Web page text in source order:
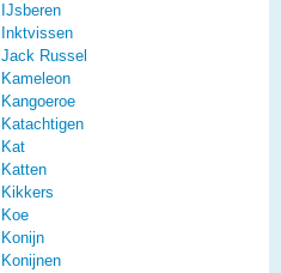
IJsberen
Inktvissen
Jack Russel
Kameleon
Kangoeroe
Katachtigen
Kat
Katten
Kikkers
Koe
Konijn
Konijnen